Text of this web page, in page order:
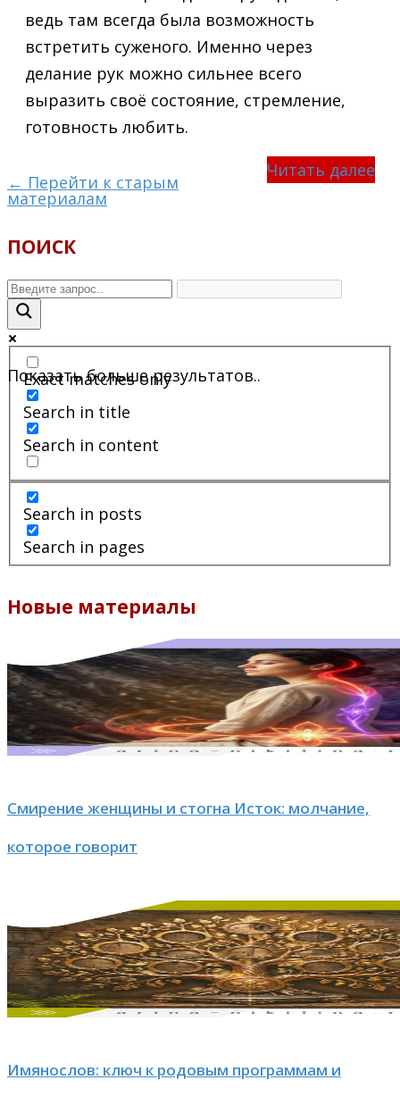
ведь там всегда была возможность
встретить суженого. Именно через
делание рук можно сильнее всего
выразить своё состояние, стремление,
готовность любить.
Читать далее
← Перейти к старым
материалам
ПОИСК
Показать больше результатов..
Exact matches only
Search in title
Search in content
Search in posts
Search in pages
Новые материалы
Смирение женщины и стогна Исток: молчание,
которое говорит
Имянослов: ключ к родовым программам и